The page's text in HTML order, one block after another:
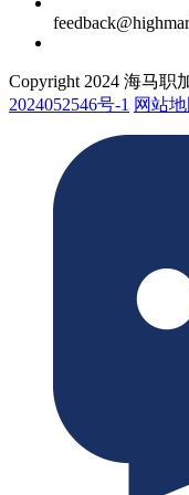
Copyright 2024 海马职
2024052546号-1 网站地